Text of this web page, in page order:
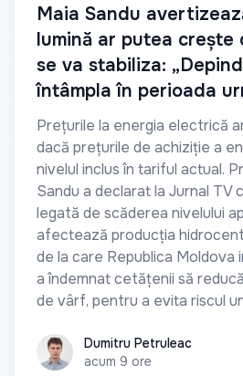
Maia Sandu
lumină ar putea crește
se va stabiliza:
întâmpla în perioada
Prețurile la energia electrică
dacă prețurile de achiziție a
nivelul inclus în tariful actual.
Sandu a declarat la Jurnal TV
legată de scăderea nivelului
afectează producția
de la care Republica Moldova
a îndemnat cetățenii să
de vârf, pentru a evita riscul
Dumitru Petruleac
Dumitru Petruleac
acum 9 ore